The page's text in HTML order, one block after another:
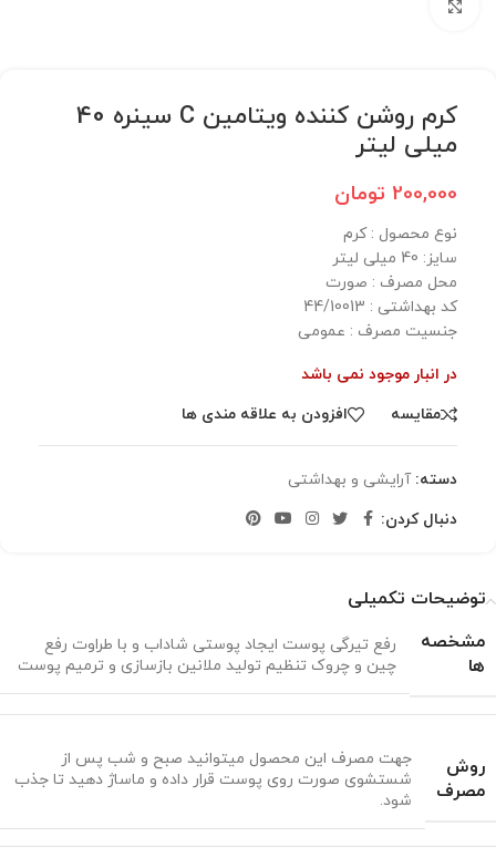
کرم روشن کننده ویتامین C سینره 40
میلی لیتر
200,000 تومان
نوع محصول :‌ کرم
سایز:‌ 40 میلی لیتر
محل مصرف :‌ صورت
کد بهداشتی :‌ 44/10013
جنسیت مصرف :‌ عمومی
در انبار موجود نمی باشد
مقایسه
افزودن به علاقه مندی ها
دسته: آرایشی و بهداشتی
دنبال کردن:
توضیحات تکمیلی
مشخصه
ها
رفع تیرگی پوست ایجاد پوستی شاداب و با طراوت رفع
چین و چروک تنظیم تولید ملانین بازسازی و ترمیم پوست
روش
مصرف
جهت مصرف این محصول می‎توانید صبح و شب پس از
شستشوی صورت روی پوست قرار داده و ماساژ دهید تا جذب
شود.